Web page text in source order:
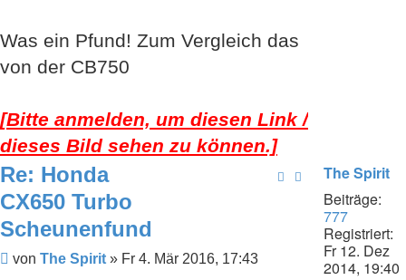
Was ein Pfund! Zum Vergleich das
von der CB750
[Bitte anmelden, um diesen Link /
dieses Bild sehen zu können.]
The Spirit
Beiträge:
777
Registriert:
Fr 12. Dez
2014, 19:40
Re: Honda
CX650 Turbo
Scheunenfund
Beitrag
von The Spirit » Fr 4. Mär 2016, 17:43